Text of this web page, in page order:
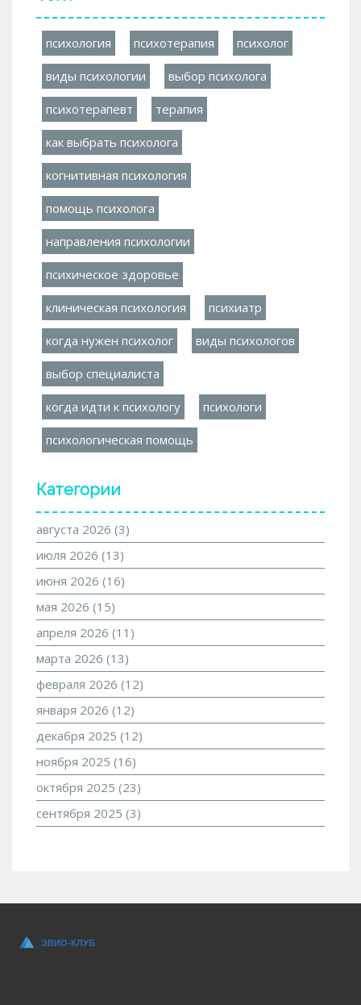
психология психотерапия психолог
виды психологии выбор психолога
психотерапевт терапия
как выбрать психолога
когнитивная психология
помощь психолога
направления психологии
психическое здоровье
клиническая психология психиатр
когда нужен психолог виды психологов
выбор специалиста
когда идти к психологу психологи
психологическая помощь
Категории
августа 2026 (3)
июля 2026 (13)
июня 2026 (16)
мая 2026 (15)
апреля 2026 (11)
марта 2026 (13)
февраля 2026 (12)
января 2026 (12)
декабря 2025 (12)
ноября 2025 (16)
октября 2025 (23)
сентября 2025 (3)